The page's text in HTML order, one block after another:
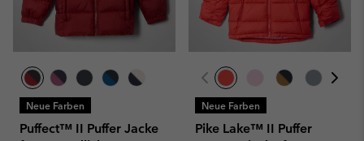
Neue Farben
Puffect™ II Puffer Jacke
Neue Farben
Pike Lake™ II Puffer